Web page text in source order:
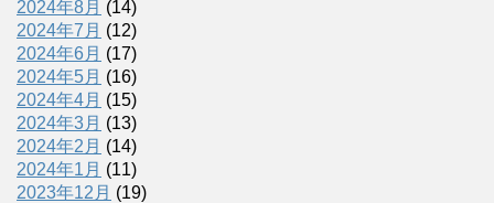
2024年8月 (14)
2024年7月 (12)
2024年6月 (17)
2024年5月 (16)
2024年4月 (15)
2024年3月 (13)
2024年2月 (14)
2024年1月 (11)
2023年12月 (19)